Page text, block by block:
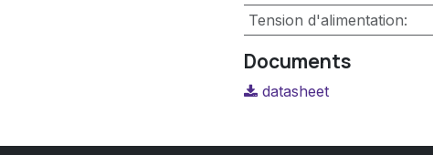
Tension d'alimentation:
Documents
datasheet